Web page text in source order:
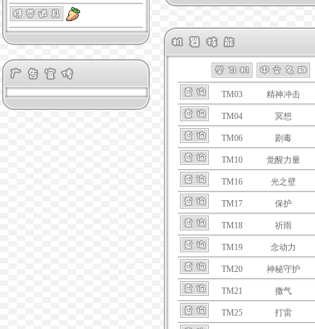
TM03 精神冲击
TM04 冥想
TM06 剧毒
TM10 觉醒力量
TM16 光之壁
TM17 保护
TM18 祈雨
TM19 念动力
TM20 神秘守护
TM21 撒气
TM25 打雷